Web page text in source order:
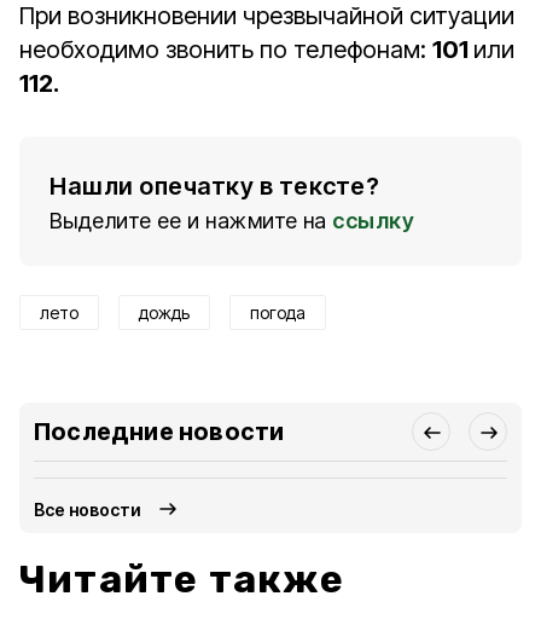
При возникновении чрезвычайной ситуации
необходимо звонить по телефонам: 101 или
112.
Нашли опечатку в тексте?
Выделите ее и нажмите на ссылку
лето дождь погода
Последние новости
Все новости
Читайте также